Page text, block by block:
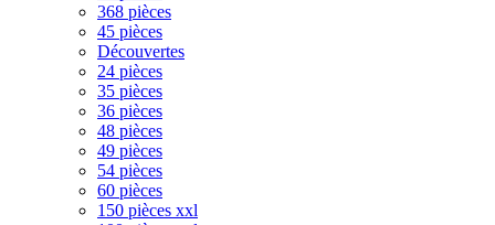
368 pièces
45 pièces
Découvertes
24 pièces
35 pièces
36 pièces
48 pièces
49 pièces
54 pièces
60 pièces
150 pièces xxl